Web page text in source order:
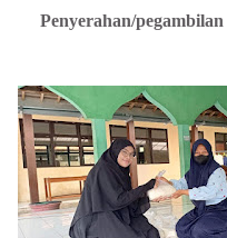
Penyerahan/